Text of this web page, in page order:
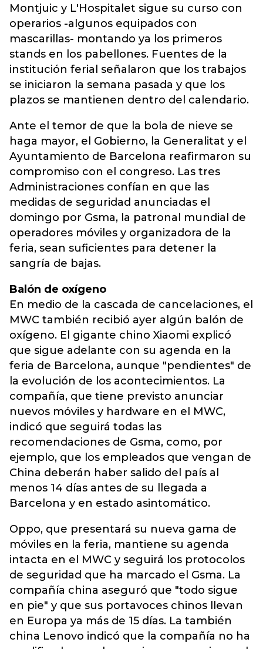
Montjuic y L'Hospitalet sigue su curso con
operarios -algunos equipados con
mascarillas- montando ya los primeros
stands en los pabellones. Fuentes de la
institución ferial señalaron que los trabajos
se iniciaron la semana pasada y que los
plazos se mantienen dentro del calendario.
Ante el temor de que la bola de nieve se
haga mayor, el Gobierno, la Generalitat y el
Ayuntamiento de Barcelona reafirmaron su
compromiso con el congreso. Las tres
Administraciones confían en que las
medidas de seguridad anunciadas el
domingo por Gsma, la patronal mundial de
operadores móviles y organizadora de la
feria, sean suficientes para detener la
sangría de bajas.
Balón de oxígeno
En medio de la cascada de cancelaciones, el
MWC también recibió ayer algún balón de
oxígeno. El gigante chino Xiaomi explicó
que sigue adelante con su agenda en la
feria de Barcelona, aunque "pendientes" de
la evolución de los acontecimientos. La
compañía, que tiene previsto anunciar
nuevos móviles y hardware en el MWC,
indicó que seguirá todas las
recomendaciones de Gsma, como, por
ejemplo, que los empleados que vengan de
China deberán haber salido del país al
menos 14 días antes de su llegada a
Barcelona y en estado asintomático.
Oppo, que presentará su nueva gama de
móviles en la feria, mantiene su agenda
intacta en el MWC y seguirá los protocolos
de seguridad que ha marcado el Gsma. La
compañía china aseguró que "todo sigue
en pie" y que sus portavoces chinos llevan
en Europa ya más de 15 días. La también
china Lenovo indicó que la compañía no ha